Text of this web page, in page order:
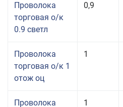
Проволока
торговая о/к
0.9 светл
0,9
Проволока
торговая о/к 1
отож оц
1
Проволока 1